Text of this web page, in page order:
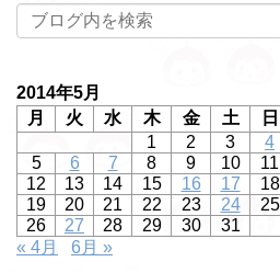
2014年5月
月
火 水 木 金 土
日
1
2 3
4
5
6 7 8 9 10
11
12
13 14 15 16 17
18
19
20 21 22 23 24
25
26
27 28 29 30
31
« 4月
6月 »